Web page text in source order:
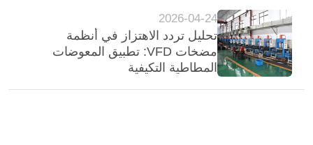
2026-04-24
تحليل تردد الاهتزاز في أنظمة
مضخات VFD: تطبيق المعوضات
المطاطية التكيفية